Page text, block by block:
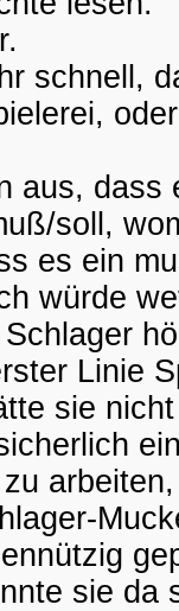
schnell,
aus,
soll,
es ein
würde
Linie
sie
sie da